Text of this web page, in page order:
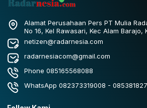
Alamat Perusahaan Pers PT Mulia
No 16, Kel Rawasari, Kec Alam Barajo,
netizen@radarnesia.com
radarnesiacom@gmail.com
Phone 085165568088
WhatsApp 082373319008 -